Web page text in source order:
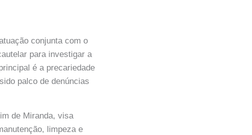
conjunta com o
para investigar a
é a precariedade
palco de denúncias
de Miranda, visa
limpeza e